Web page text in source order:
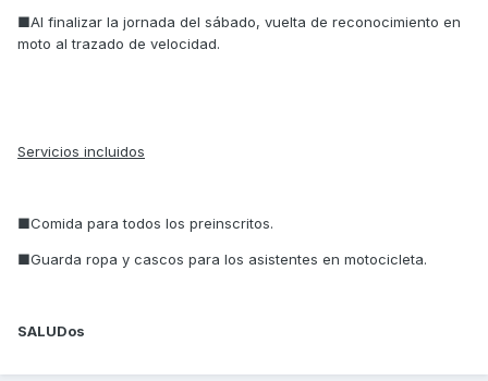
■Al finalizar la jornada del sábado, vuelta de reconocimiento en
moto al trazado de velocidad.
Servicios incluidos
■Comida para todos los preinscritos.
■Guarda ropa y cascos para los asistentes en motocicleta.
SALUDos